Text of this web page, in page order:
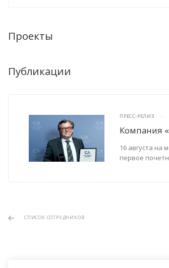
Проекты
Публикации
ПРЕСС-РЕЛИЗ
Компания
16 августа
первое
СПИСОК СОТРУДНИКОВ